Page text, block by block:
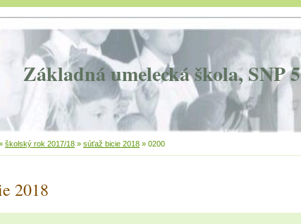
Základná umelecká škola, SNP 5
školský rok 2017/18 » súťaž bicie 2018 » 0200
2018